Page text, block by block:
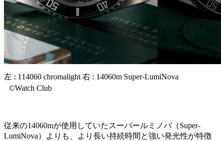
左 : 114060 chromalight 右 : 14060m Super-LumiNova
©Watch Club
従来の14060mが使用していたスーパールミノバ（Super-
LumiNova）よりも、より長い持続時間と強い発光性が特徴